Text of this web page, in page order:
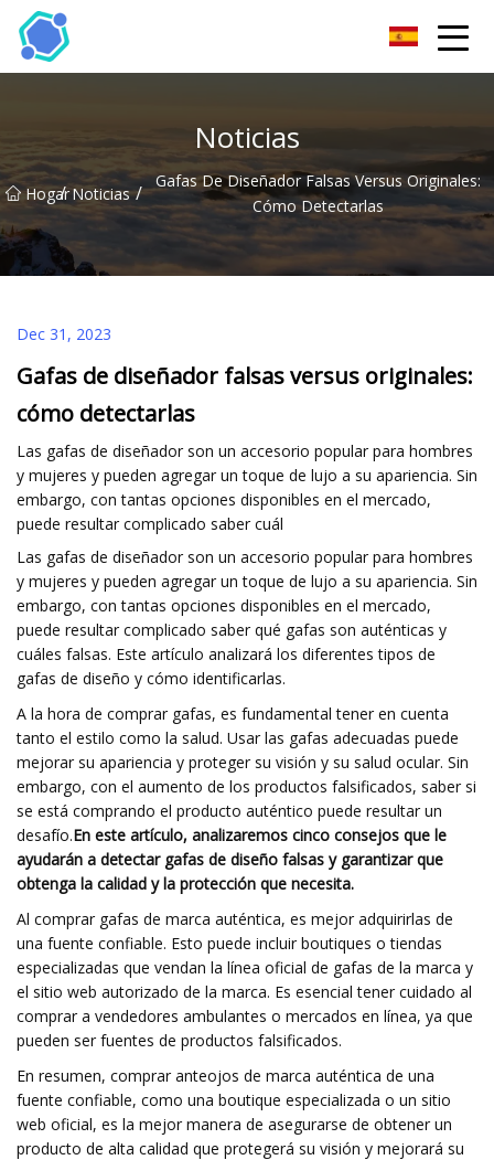
Noticias
Hogar
/ Noticias /
Gafas De Diseñador Falsas Versus Originales:
Cómo Detectarlas
Dec 31, 2023
Gafas de diseñador falsas versus originales:
cómo detectarlas
Las gafas de diseñador son un accesorio popular para hombres
y mujeres y pueden agregar un toque de lujo a su apariencia. Sin
embargo, con tantas opciones disponibles en el mercado,
puede resultar complicado saber cuál
Las gafas de diseñador son un accesorio popular para hombres
y mujeres y pueden agregar un toque de lujo a su apariencia. Sin
embargo, con tantas opciones disponibles en el mercado,
puede resultar complicado saber qué gafas son auténticas y
cuáles falsas. Este artículo analizará los diferentes tipos de
gafas de diseño y cómo identificarlas.
A la hora de comprar gafas, es fundamental tener en cuenta
tanto el estilo como la salud. Usar las gafas adecuadas puede
mejorar su apariencia y proteger su visión y su salud ocular. Sin
embargo, con el aumento de los productos falsificados, saber si
se está comprando el producto auténtico puede resultar un
desafío.En este artículo, analizaremos cinco consejos que le
ayudarán a detectar gafas de diseño falsas y garantizar que
obtenga la calidad y la protección que necesita.
Al comprar gafas de marca auténtica, es mejor adquirirlas de
una fuente confiable. Esto puede incluir boutiques o tiendas
especializadas que vendan la línea oficial de gafas de la marca y
el sitio web autorizado de la marca. Es esencial tener cuidado al
comprar a vendedores ambulantes o mercados en línea, ya que
pueden ser fuentes de productos falsificados.
En resumen, comprar anteojos de marca auténtica de una
fuente confiable, como una boutique especializada o un sitio
web oficial, es la mejor manera de asegurarse de obtener un
producto de alta calidad que protegerá su visión y mejorará su